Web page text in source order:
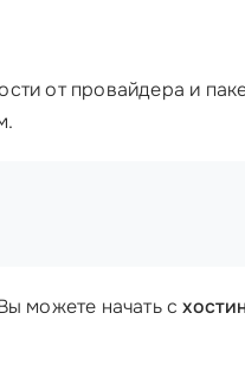
от провайдера и
можете начать с